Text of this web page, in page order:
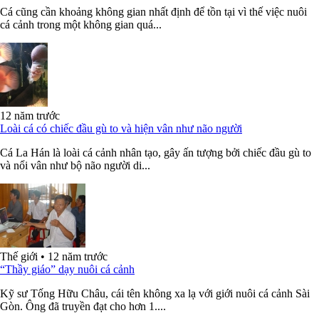
Cá cũng cần khoảng không gian nhất định để tồn tại vì thế việc nuôi
cá cảnh trong một không gian quá...
12 năm trước
Loài cá có chiếc đầu gù to và hiện vân như não người
Cá La Hán là loài cá cảnh nhân tạo, gây ấn tượng bởi chiếc đầu gù to
và nổi vân như bộ não người di...
Thế giới • 12 năm trước
“Thầy giáo” dạy nuôi cá cảnh
Kỹ sư Tống Hữu Châu, cái tên không xa lạ với giới nuôi cá cảnh Sài
Gòn. Ông đã truyền đạt cho hơn 1....